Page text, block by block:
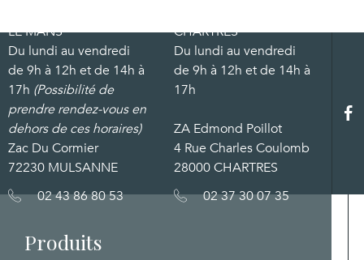
Produits
LE MANS
Du lundi au vendredi
de 9h à 12h et de 14h à
17h (Possibilité de
prendre rendez-vous en
dehors de ces horaires)
Zac Du Cormier
72230 MULSANNE
02 43 86 80 53
CHARTRES
Du lundi au vendredi
de 9h à 12h et de 14h à
17h
ZA Edmond Poillot
4 Rue Charles Coulomb
28000 CHARTRES
02 37 30 07 35